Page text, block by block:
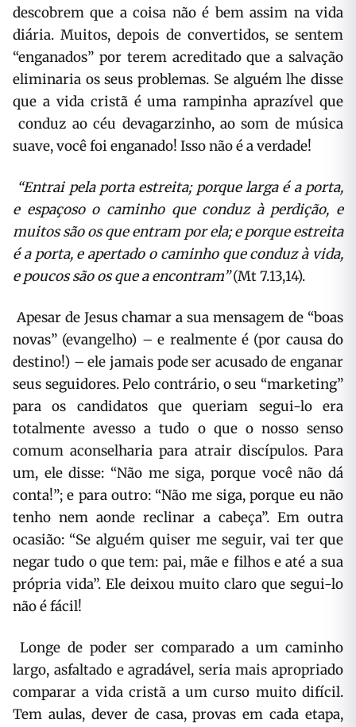
descobrem que a coisa não é bem assim na vida
diária. Muitos, depois de convertidos, se sentem
“enganados” por terem acreditado que a salvação
eliminaria os seus problemas. Se alguém lhe disse
que a vida cristã é uma rampinha aprazível que
conduz ao céu devagarzinho, ao som de música
suave, você foi enganado! Isso não é a verdade!
“Entrai pela porta estreita; porque larga é a porta,
e espaçoso o caminho que conduz à perdição, e
muitos são os que entram por ela; e porque estreita
é a porta, e apertado o caminho que conduz à vida,
e poucos são os que a encontram”(Mt 7.13,14).
Apesar de Jesus chamar a sua mensagem de “boas
novas” (evangelho) – e realmente é (por causa do
destino!) – ele jamais pode ser acusado de enganar
seus seguidores. Pelo contrário, o seu “marketing”
para os candidatos que queriam segui-lo era
totalmente avesso a tudo o que o nosso senso
comum aconselharia para atrair discípulos. Para
um, ele disse: “Não me siga, porque você não dá
conta!”; e para outro: “Não me siga, porque eu não
tenho nem aonde reclinar a cabeça”. Em outra
ocasião: “Se alguém quiser me seguir, vai ter que
negar tudo o que tem: pai, mãe e filhos e até a sua
própria vida”. Ele deixou muito claro que segui-lo
não é fácil!
Longe de poder ser comparado a um caminho
largo, asfaltado e agradável, seria mais apropriado
comparar a vida cristã a um curso muito difícil.
Tem aulas, dever de casa, provas em cada etapa,